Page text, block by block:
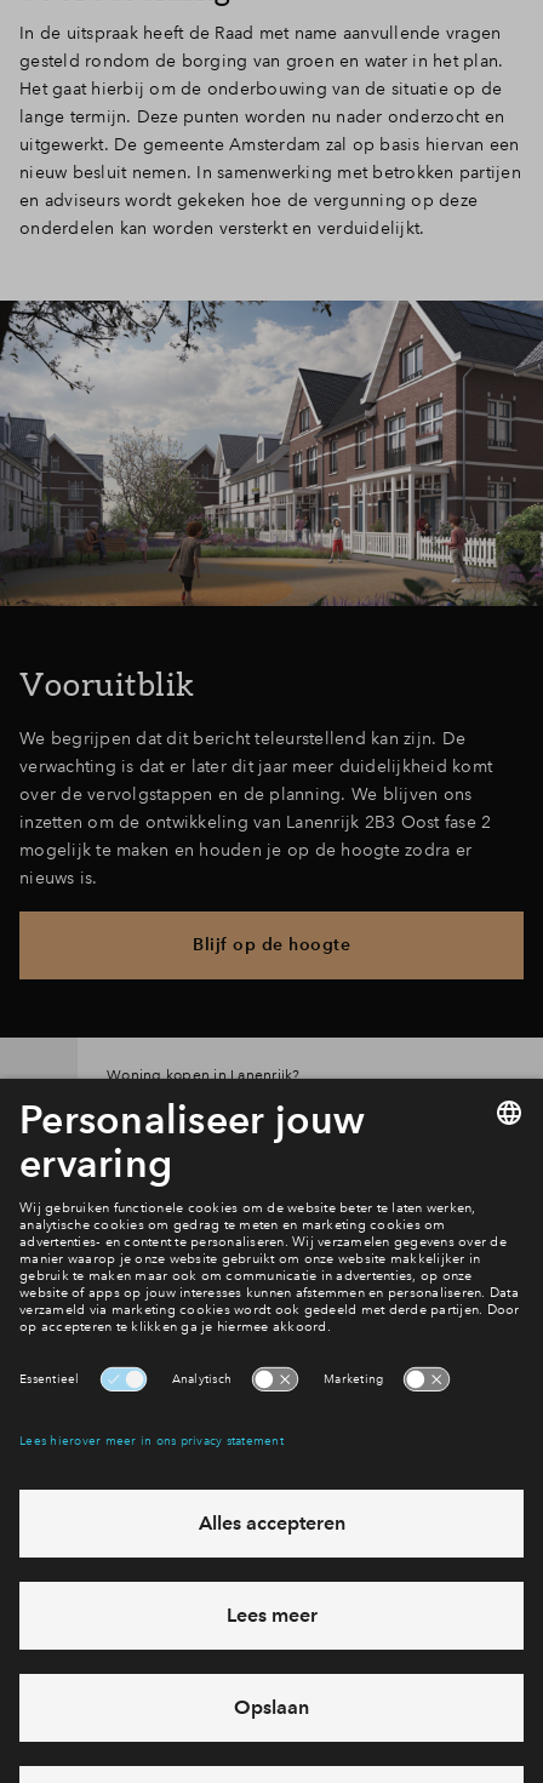
Inloggen
In de uitspraak heeft de Raad met name aanvullende vragen
gesteld rondom de borging van groen en water in het plan.
Het gaat hierbij om de onderbouwing van de situatie op de
lange termijn. Deze punten worden nu nader onderzocht en
uitgewerkt. De gemeente Amsterdam zal op basis hiervan een
nieuw besluit nemen. In samenwerking met betrokken partijen
en adviseurs wordt gekeken hoe de vergunning op deze
onderdelen kan worden versterkt en verduidelijkt.
Vooruitblik
We begrijpen dat dit bericht teleurstellend kan zijn. De
verwachting is dat er later dit jaar meer duidelijkheid komt
over de vervolgstappen en de planning. We blijven ons
inzetten om de ontwikkeling van Lanenrijk 2B3 Oost fase 2
mogelijk te maken en houden je op de hoogte zodra er
nieuws is.
Blijf op de hoogte
Woning kopen in Lanenrijk?
Zó werkt het!
Interesse? Meld je dan snel aan
Hiermee blijf je op de hoogte van het belangrijkste nieuws en
eventuele projecten
Ja, ik wil mij aanmelden
71 22 157
6 dagen per week beschikbaar (behalve tijdens
feestdagen)
vandaag van 09:00 - 18:00 uur
via chat en telefoon
Over BPD